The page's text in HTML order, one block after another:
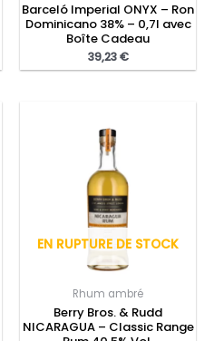
Barceló Imperial ONYX – Ron
Dominicano 38% – 0,7l avec
Boîte Cadeau
39,23€
EN RUPTURE DE STOCK
Rhum ambré
Berry Bros. & Rudd
NICARAGUA – Classic Range